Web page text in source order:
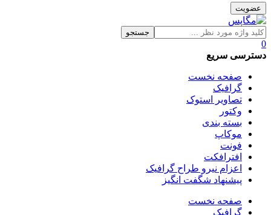
جستجو
0
دسترسی سریع
صفحه نخست
گرافیک
تصاویر استوک
وکتور
بسته بندی
موکاپ
فونت
افترافکت
اعزام نیرو طراح گرافیک
پیشنهاد شگفت انگیز
صفحه نخست
گرافیک